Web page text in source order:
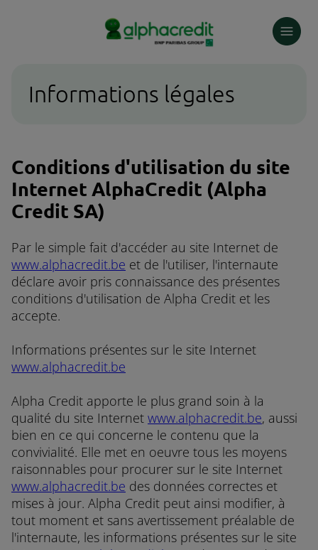
Informations légales
Conditions d'utilisation du site
Internet AlphaCredit (Alpha
Credit SA)
Par le simple fait d'accéder au site Internet de
www.alphacredit.be et de l'utiliser, l'internaute
déclare avoir pris connaissance des présentes
conditions d'utilisation de Alpha Credit et les
accepte.
Informations présentes sur le site Internet
www.alphacredit.be
Alpha Credit apporte le plus grand soin à la
qualité du site Internet www.alphacredit.be, aussi
bien en ce qui concerne le contenu que la
convivialité. Elle met en oeuvre tous les moyens
raisonnables pour procurer sur le site Internet
www.alphacredit.be des données correctes et
mises à jour. Alpha Credit peut ainsi modifier, à
tout moment et sans avertissement préalable de
l'internaute, les informations présentes sur le site